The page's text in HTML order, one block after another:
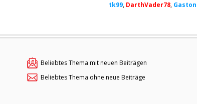
tk99, DarthVader78, Gaston
Beliebtes Thema mit neuen Beiträgen
Beliebtes Thema ohne neue Beiträge